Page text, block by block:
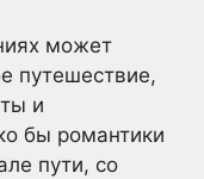
может
путешествие,
и
бы романтики
пути, со